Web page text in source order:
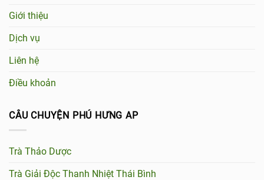
Giới thiệu
Dịch vụ
Liên hệ
Điều khoản
CÂU CHUYỆN PHÚ HƯNG AP
Trà Thảo Dược
Trà Giải Độc Thanh Nhiệt Thái Bình